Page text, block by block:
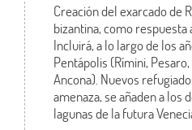
Creación del exarcado de
bizantina, como respuesta
Incluirá, a lo largo de los
Pentápolis (Rímini, Pesaro,
Ancona). Nuevos
amenaza, se añaden a los
lagunas de la futura